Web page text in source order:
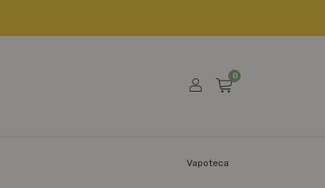
0
Vapoteca